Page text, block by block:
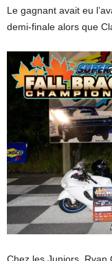
Le gagnant avait eu
demi-finale alors que